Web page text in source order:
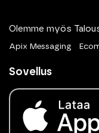
Olemme myös
Apix Messaging
Sovellus